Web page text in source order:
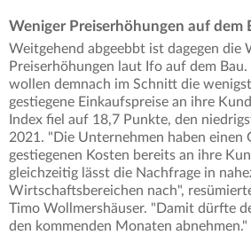
Weniger Preiserhöhungen auf dem
Weitgehend abgeebbt ist dagegen die
Preiserhöhungen laut Ifo auf dem
wollen demnach im Schnitt die
gestiegene Einkaufspreise an ihre
Index fiel auf 18,7 Punkte, den
2021. "Die Unternehmen haben einen
gestiegenen Kosten bereits an ihre
gleichzeitig lässt die Nachfrage in
Wirtschaftsbereichen nach",
Timo Wollmershäuser. "Damit dürfte
den kommenden Monaten abnehmen."